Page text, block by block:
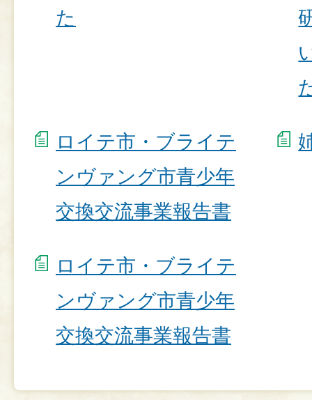
た
ロイテ市・ブライテ
ンヴァング市青少年
交換交流事業報告書
ロイテ市・ブライテ
ンヴァング市青少年
交換交流事業報告書